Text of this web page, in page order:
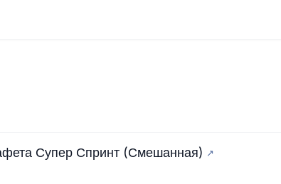
Супер Спринт (Смешанная)